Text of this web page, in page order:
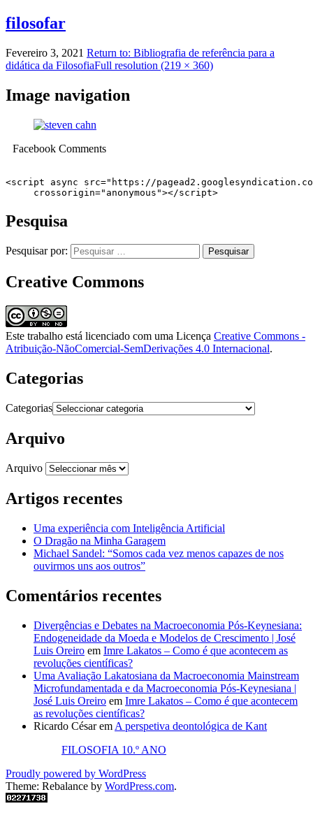
filosofar
Fevereiro 3, 2021 Return to: Bibliografia de referência para a
didática da FilosofiaFull resolution (219 × 360)
Image navigation
Facebook Comments
<script async src="https://
     crossorigin="anonymous"></script>
Pesquisa
Pesquisar por:
Creative Commons
Este trabalho está licenciado com uma Licença Creative Commons -
Atribuição-NãoComercial-SemDerivações 4.0 Internacional.
Categorias
Categorias
Arquivo
Arquivo
Artigos recentes
Uma experiência com Inteligência Artificial
O Dragão na Minha Garagem
Michael Sandel: “Somos cada vez menos capazes de nos
ouvirmos uns aos outros”
Comentários recentes
Divergências e Debates na Macroeconomia Pós-Keynesiana:
Endogeneidade da Moeda e Modelos de Crescimento | José
Luis Oreiro em Imre Lakatos – Como é que acontecem as
revoluções científicas?
Uma Avaliação Lakatosiana da Macroeconomia Mainstream
Microfundamentada e da Macroeconomia Pós-Keynesiana |
José Luis Oreiro em Imre Lakatos – Como é que acontecem
as revoluções científicas?
Ricardo Césarem A perspetiva deontológica de Kant
FILOSOFIA 10.º ANO
Proudly powered by WordPress
Theme: Rebalance by WordPress.com.